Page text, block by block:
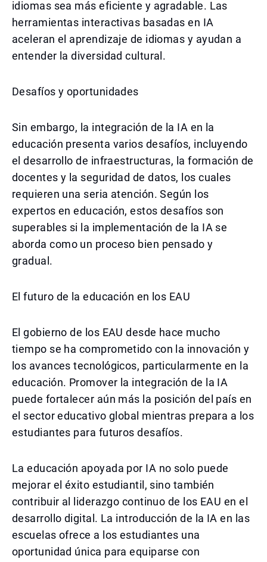
idiomas sea más eficiente y agradable. Las
herramientas interactivas basadas en IA
aceleran el aprendizaje de idiomas y ayudan a
entender la diversidad cultural.
Desafíos y oportunidades
Sin embargo, la integración de la IA en la
educación presenta varios desafíos, incluyendo
el desarrollo de infraestructuras, la formación de
docentes y la seguridad de datos, los cuales
requieren una seria atención. Según los
expertos en educación, estos desafíos son
superables si la implementación de la IA se
aborda como un proceso bien pensado y
gradual.
El futuro de la educación en los EAU
El gobierno de los EAU desde hace mucho
tiempo se ha comprometido con la innovación y
los avances tecnológicos, particularmente en la
educación. Promover la integración de la IA
puede fortalecer aún más la posición del país en
el sector educativo global mientras prepara a los
estudiantes para futuros desafíos.
La educación apoyada por IA no solo puede
mejorar el éxito estudiantil, sino también
contribuir al liderazgo continuo de los EAU en el
desarrollo digital. La introducción de la IA en las
escuelas ofrece a los estudiantes una
oportunidad única para equiparse con